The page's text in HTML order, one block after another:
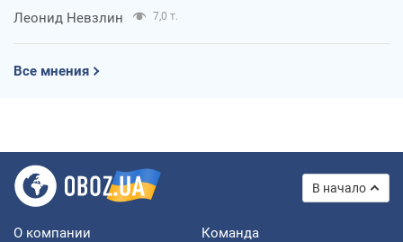
Леонид Невзлин 7,0 т.
Все мнения
В начало
О компании Команда